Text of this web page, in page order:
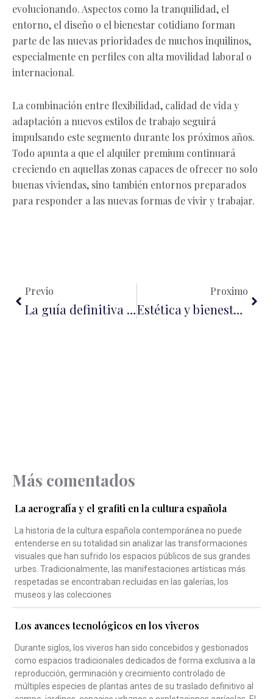
evolucionando. Aspectos como la tranquilidad, el
entorno, el diseño o el bienestar cotidiano forman
parte de las nuevas prioridades de muchos inquilinos,
especialmente en perfiles con alta movilidad laboral o
internacional.
La combinación entre flexibilidad, calidad de vida y
adaptación a nuevos estilos de trabajo seguirá
impulsando este segmento durante los próximos años.
Todo apunta a que el alquiler premium continuará
creciendo en aquellas zonas capaces de ofrecer no solo
buenas viviendas, sino también entornos preparados
para responder a las nuevas formas de vivir y trabajar.
Previo
La guía definitiva para preparar tu casa antes de la primera visita
Proximo
Estética y bienestar: entre la moda y la belleza personal
Más comentados
La aerografía y el grafiti en la cultura española
La historia de la cultura española contemporánea no puede
entenderse en su totalidad sin analizar las transformaciones
visuales que han sufrido los espacios públicos de sus grandes
urbes. Tradicionalmente, las manifestaciones artísticas más
respetadas se encontraban recluidas en las galerías, los
museos y las colecciones
Los avances tecnológicos en los viveros
Durante siglos, los viveros han sido concebidos y gestionados
como espacios tradicionales dedicados de forma exclusiva a la
reproducción, germinación y crecimiento controlado de
múltiples especies de plantas antes de su traslado definitivo al